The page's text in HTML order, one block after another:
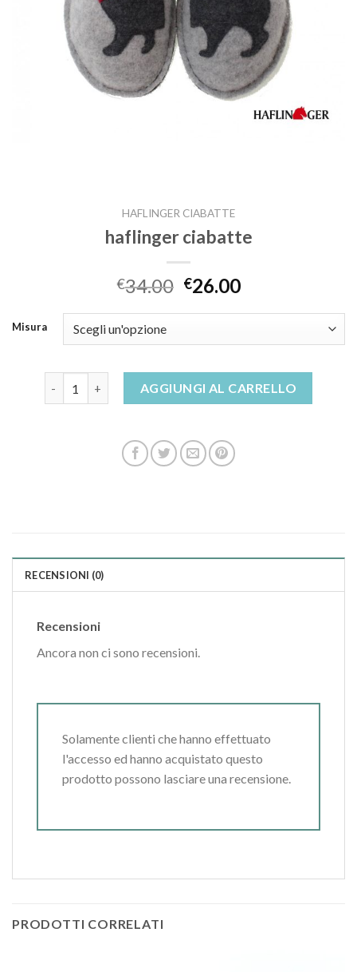
HAFLINGER CIABATTE
haflinger ciabatte
€34.00 €26.00
Misura
AGGIUNGI AL CARRELLO
RECENSIONI (0)
Recensioni
Ancora non ci sono recensioni.
Solamente clienti che hanno effettuato
l'accesso ed hanno acquistato questo
prodotto possono lasciare una recensione.
PRODOTTI CORRELATI